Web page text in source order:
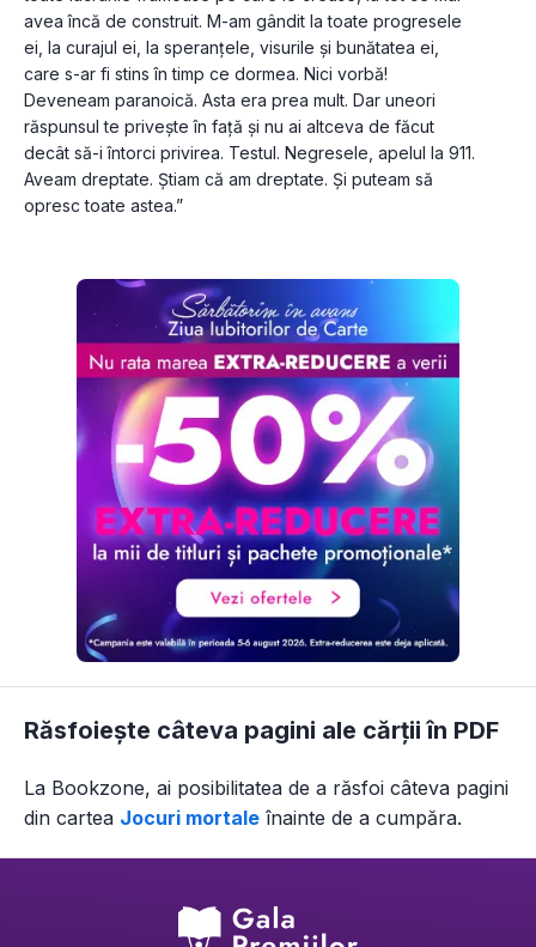
avea încă de construit. M-am gândit la toate progresele
ei, la curajul ei, la speranțele, visurile și bunătatea ei,
care s-ar fi stins în timp ce dormea. Nici vorbă!
Deveneam paranoică. Asta era prea mult. Dar uneori
răspunsul te privește în față și nu ai altceva de făcut
decât să-i întorci privirea. Testul. Negresele, apelul la 911.
Aveam dreptate. Știam că am dreptate. Și puteam să
opresc toate astea.”
Răsfoiește câteva pagini ale cărții în PDF
La Bookzone, ai posibilitatea de a răsfoi câteva pagini
din cartea Jocuri mortale înainte de a cumpăra.